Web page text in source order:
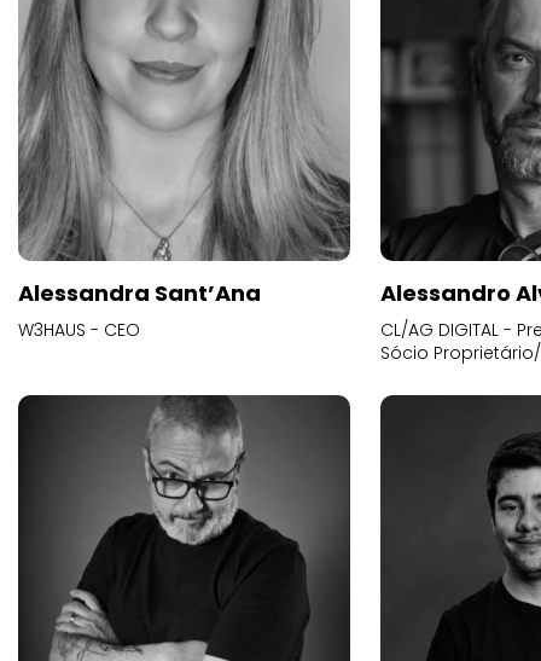
Alessandra Sant’Ana
W3HAUS - CEO
Alessandro
CL/AG DIGITAL -
Sócio